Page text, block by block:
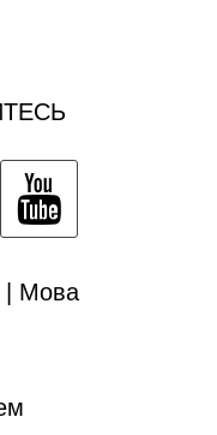
| Мова